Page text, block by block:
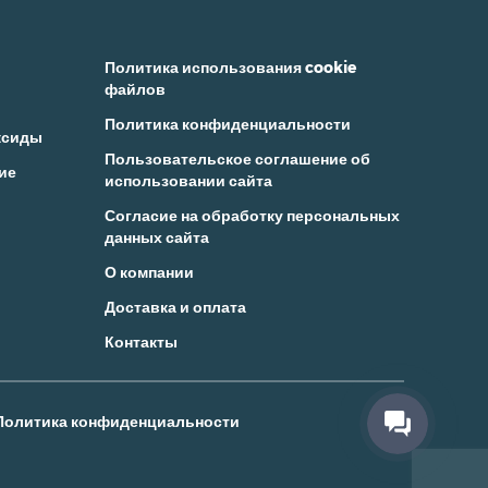
Политика использования cookie
файлов
Политика конфиденциальности
Пользовательское соглашение об
использовании сайта
Согласие на обработку персональных
данных сайта
О компании
Доставка и оплата
Контакты
конфиденциальности